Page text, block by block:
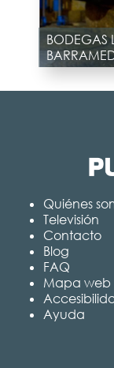
BODEGAS
Quiénes
Televisión
Contacto
Blog
FAQ
Mapa web
Ayuda